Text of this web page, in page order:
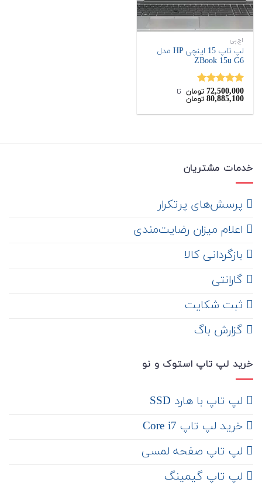
اچ‌پی
لپ تاپ 15 اینچی HP مدل
ZBook 15u G6
نمره5.00
از 5
72,500,000 تومان ‌ تا ‌
80,885,100 تومان
خدمات مشتریان
‌ پرسش‌های پرتکرار
اعلام میزان رضایت‌مندی
‌ بازگردانی کالا
گارانتی
ثبت شکایت
‌ گزارش باگ
خرید لپ تاپ استوک و نو
لپ تاپ با هارد SSD
خرید لپ تاپ Core i7
لپ تاپ صفحه لمسی
لپ تاپ گیمینگ